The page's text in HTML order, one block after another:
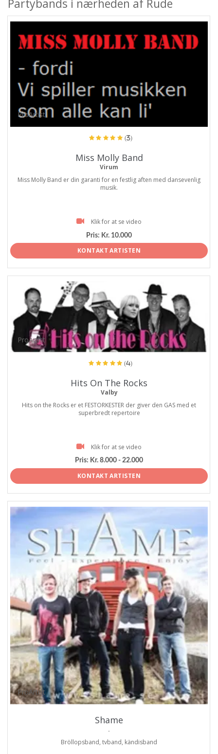
Partybands i nærheden af Rude
ProArtist
(3)
Miss Molly Band
Virum
Miss Molly Band er din garanti for en festlig aften med dansevenlig
musik.
Klik for at se video
Pris: Kr. 10.000
KONTAKT ARTISTEN
ProArtist
(4)
Hits On The Rocks
Valby
Hits on the Rocks er et FESTORKESTER der giver den GAS med et
superbredt repertoire
Klik for at se video
Pris: Kr. 8.000 - 22.000
KONTAKT ARTISTEN
ProArtist
Shame
.
Bröllopsband, tvband, kändisband